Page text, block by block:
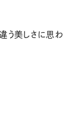
う美しさに思わ